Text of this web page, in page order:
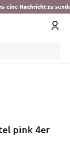
eine Nachricht zu
pink 4er